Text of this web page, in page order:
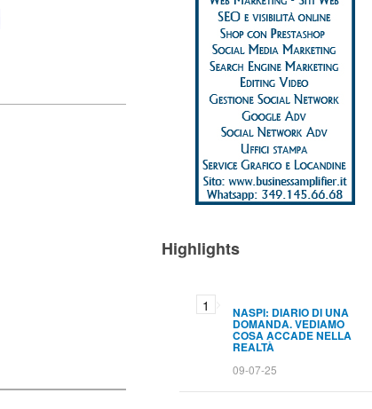
Highlights
NASPI: DIARIO DI UNA
DOMANDA. VEDIAMO
COSA ACCADE NELLA
REALTÀ
09-07-25